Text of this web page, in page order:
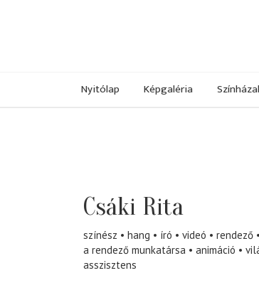
Nyitólap Képgaléria
Csáki Rita
színész hang író videó rendező
a rendező munkatársa
animáció
asszisztens